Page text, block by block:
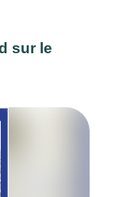
sur le